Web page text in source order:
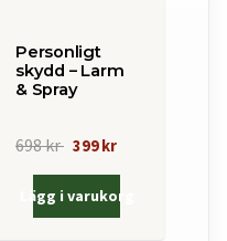
Personligt
skydd – Larm
& Spray
698 kr 399 kr
Lägg i varukorg